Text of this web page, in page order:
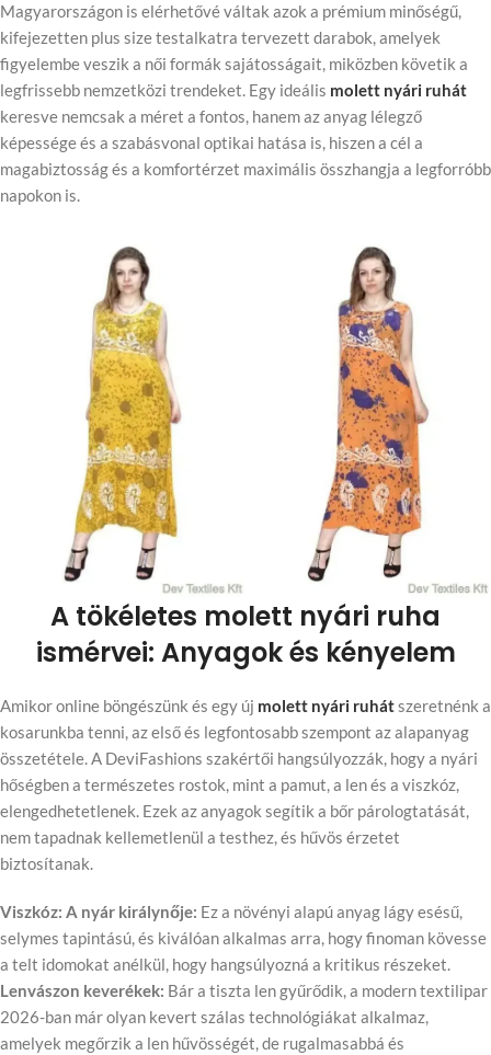
Magyarországon is elérhetővé váltak azok a prémium minőségű,
kifejezetten plus size testalkatra tervezett darabok, amelyek
figyelembe veszik a női formák sajátosságait, miközben követik a
legfrissebb nemzetközi trendeket. Egy ideális molett nyári ruhát
keresve nemcsak a méret a fontos, hanem az anyag lélegző
képessége és a szabásvonal optikai hatása is, hiszen a cél a
magabiztosság és a komfortérzet maximális összhangja a legforróbb
napokon is.
A tökéletes molett nyári ruha
ismérvei: Anyagok és kényelem
Amikor online böngészünk és egy új molett nyári ruhátszeretnénk a
kosarunkba tenni, az első és legfontosabb szempont az alapanyag
összetétele. A DeviFashions szakértői hangsúlyozzák, hogy a nyári
hőségben a természetes rostok, mint a pamut, a len és a viszkóz,
elengedhetetlenek. Ezek az anyagok segítik a bőr párologtatását,
nem tapadnak kellemetlenül a testhez, és hűvös érzetet
biztosítanak.
Viszkóz: A nyár királynője: Ez a növényi alapú anyag lágy esésű,
selymes tapintású, és kiválóan alkalmas arra, hogy finoman kövesse
a telt idomokat anélkül, hogy hangsúlyozná a kritikus részeket.
Lenvászon keverékek: Bár a tiszta len gyűrődik, a modern textilipar
2026-ban már olyan kevert szálas technológiákat alkalmaz,
amelyek megőrzik a len hűvösségét, de rugalmasabbá és